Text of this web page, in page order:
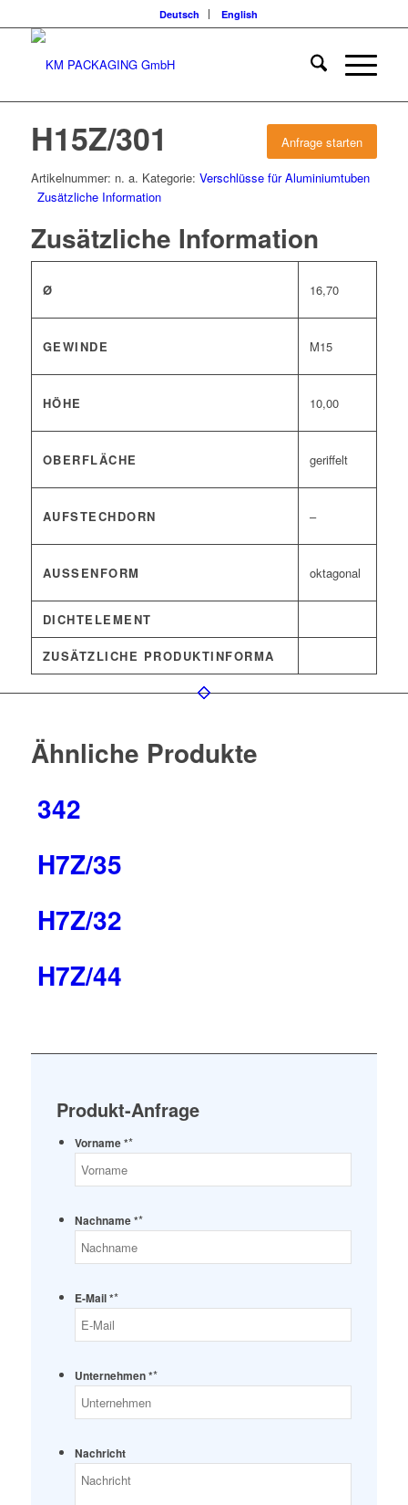
Deutsch English
Anfrage starten
H15Z/301
Artikelnummer: n. a. Kategorie: Verschlüsse für Aluminiumtuben
Zusätzliche Information
Zusätzliche Information
Ø 16,70
GEWINDE M15
HÖHE 10,00
OBERFLÄCHE geriffelt
AUFSTECHDORN –
AUSSENFORM oktagonal
DICHTELEMENT
ZUSÄTZLICHE PRODUKTINFORMA
Ähnliche Produkte
342
H7Z/35
H7Z/32
H7Z/44
Produkt-Anfrage
Vorname **
Nachname **
E-Mail **
Unternehmen **
Nachricht